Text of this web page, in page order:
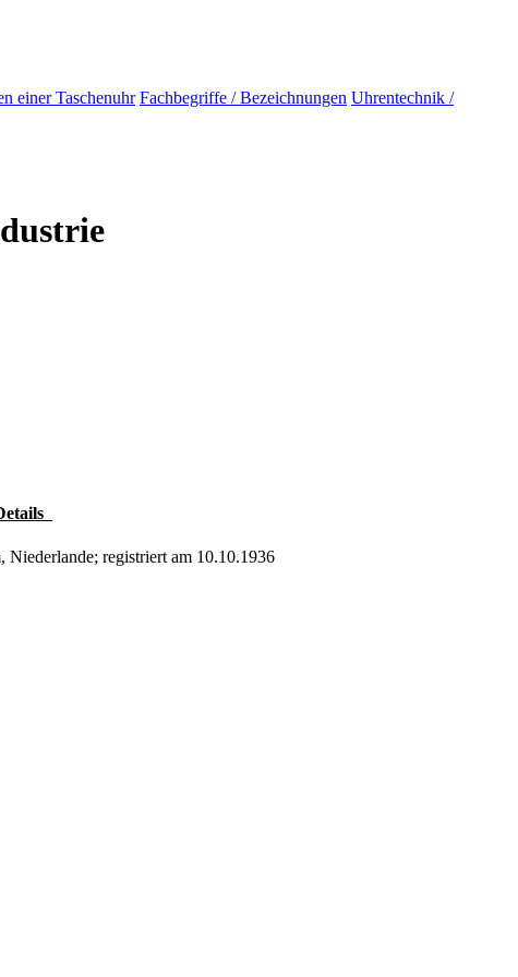
einer Taschenuhr Fachbegriffe / Bezeichnungen Uhrentechnik /
Niederlande; registriert am 10.10.1936